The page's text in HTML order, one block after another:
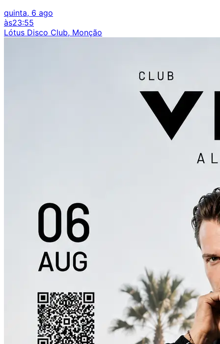
quinta, 6 ago
às23:55
Lótus Disco Club, Monção